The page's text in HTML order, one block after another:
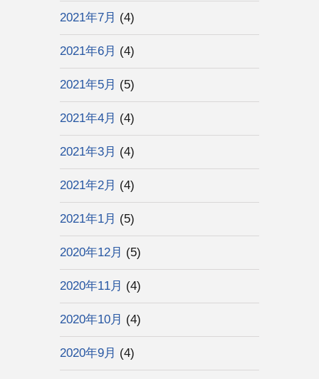
2021年7月 (4)
2021年6月 (4)
2021年5月 (5)
2021年4月 (4)
2021年3月 (4)
2021年2月 (4)
2021年1月 (5)
2020年12月 (5)
2020年11月 (4)
2020年10月 (4)
2020年9月 (4)